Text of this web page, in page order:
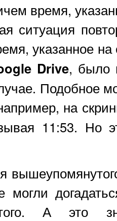
время,
ситуация
указанное
Drive, было
Подобное
на
11:53. Но
А это